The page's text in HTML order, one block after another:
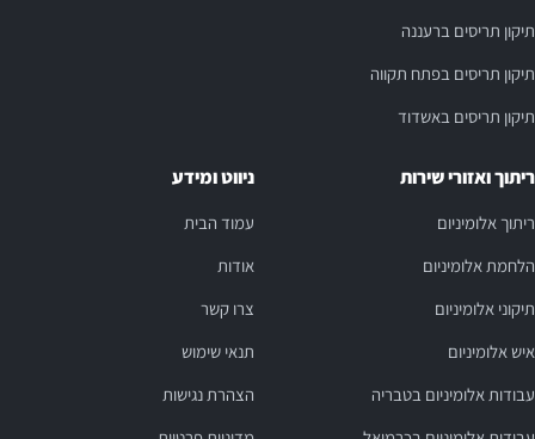
תיקון תריסים ברעננה
תיקון תריסים בפתח תקווה
תיקון תריסים באשדוד
ריתוך ואזורי שירות
ריתוך אלומיניום
הלחמת אלומיניום
תיקוני אלומיניום
איש אלומיניום
עבודות אלומיניום בטבריה
ניווט ומידע
עמוד הבית
אודות
צרו קשר
תנאי שימוש
הצהרת נגישות